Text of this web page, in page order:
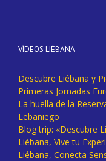
VÍDEOS LIÉBANA
Descubre Liébana y
Primeras Jornadas
La huella de la
Lebaniego
Blog trip: «Descubre
Liébana, Vive tu
Liébana, Conecta